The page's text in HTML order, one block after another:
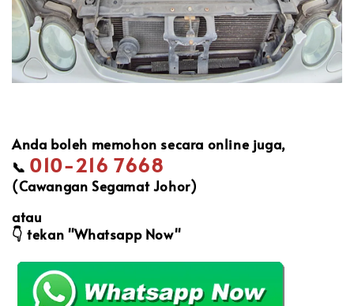
Anda boleh memohon secara online juga,
📞 010-216 7668
(Cawangan Segamat Johor)
atau
👇 tekan "Whatsapp Now"